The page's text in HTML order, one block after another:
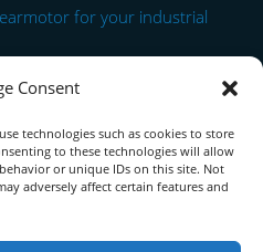
Consent
technologies such as cookies to store
to these technologies will allow
or unique IDs on this site. Not
adversely affect certain features and
for your industrial
Contact Form
About us